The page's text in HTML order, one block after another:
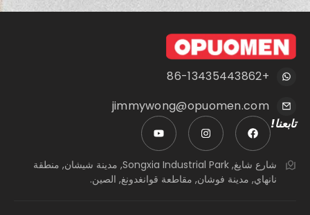
jimmywong@opuomen.com
تابعنا!
شارع شايغ, Songxia Industrial Park, مدينة شيشان, منطقة
نانهاي, مدينة فوشان, مقاطعة قوانغدونغ, الصين.